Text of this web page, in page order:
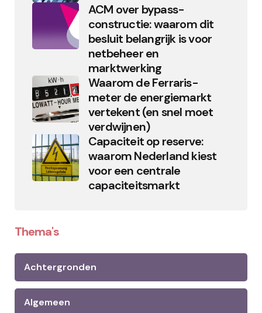
ACM over bypass-
constructie: waarom dit
besluit belangrijk is voor
netbeheer en
marktwerking
Waarom de Ferraris-
meter de energiemarkt
vertekent (en snel moet
verdwijnen)
Capaciteit op reserve:
waarom Nederland kiest
voor een centrale
capaciteitsmarkt
Thema's
Achtergronden
Algemeen